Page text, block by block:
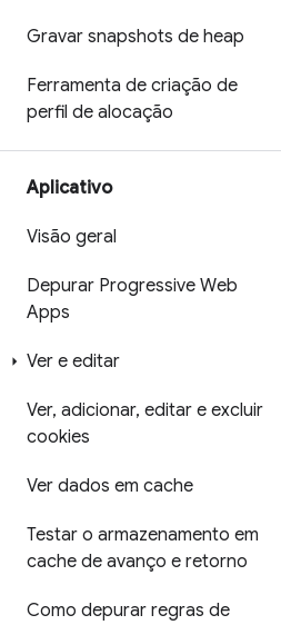
Gravar snapshots de heap
Ferramenta de criação de
perfil de alocação
Aplicativo
Visão geral
Depurar Progressive Web
Apps
Ver e editar
Ver, adicionar, editar e excluir
cookies
Ver dados em cache
Testar o armazenamento em
cache de avanço e retorno
Como depurar regras de